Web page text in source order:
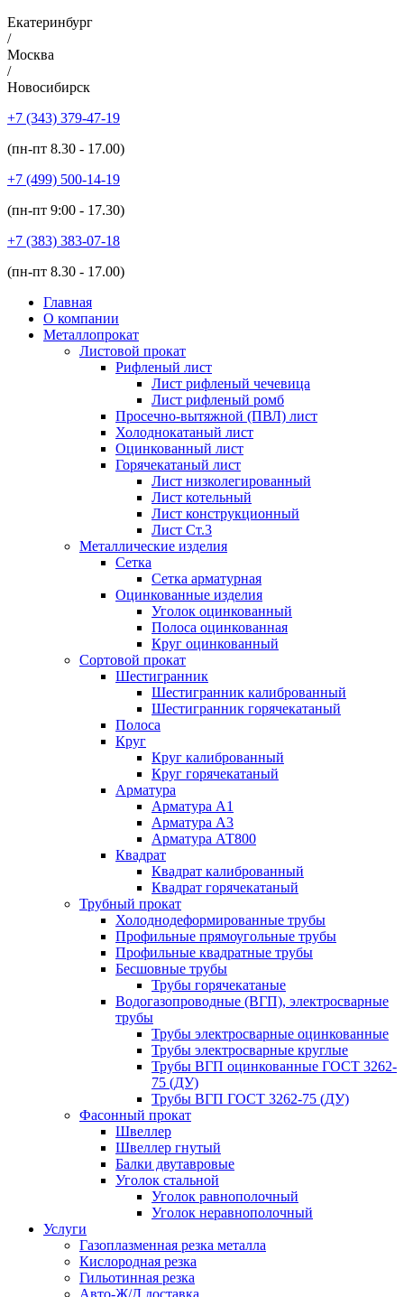
Екатеринбург
/
Москва
/
Новосибирск
+7 (343) 379-47-19
(пн-пт 8.30 - 17.00)
+7 (499) 500-14-19
(пн-пт 9:00 - 17.30)
+7 (383) 383-07-18
(пн-пт 8.30 - 17.00)
Главная
О компании
Металлопрокат
Листовой прокат
Рифленый лист
Лист рифленый чечевица
Лист рифленый ромб
Просечно-вытяжной (ПВЛ) лист
Холоднокатаный лист
Оцинкованный лист
Горячекатаный лист
Лист низколегированный
Лист котельный
Лист конструкционный
Лист Ст.3
Металлические изделия
Сетка
Сетка арматурная
Оцинкованные изделия
Уголок оцинкованный
Полоса оцинкованная
Круг оцинкованный
Сортовой прокат
Шестигранник
Шестигранник калиброванный
Шестигранник горячекатаный
Полоса
Круг
Круг калиброванный
Круг горячекатаный
Арматура
Арматура А1
Арматура А3
Арматура АТ800
Квадрат
Квадрат калиброванный
Квадрат горячекатаный
Трубный прокат
Холоднодеформированные трубы
Профильные прямоугольные трубы
Профильные квадратные трубы
Бесшовные трубы
Трубы горячекатаные
Водогазопроводные (ВГП), электросварные
трубы
Трубы электросварные оцинкованные
Трубы электросварные круглые
Трубы ВГП оцинкованные ГОСТ 3262-
75 (ДУ)
Трубы ВГП ГОСТ 3262-75 (ДУ)
Фасонный прокат
Швеллер
Швеллер гнутый
Балки двутавровые
Уголок стальной
Уголок равнополочный
Уголок неравнополочный
Услуги
Газоплазменная резка металла
Кислородная резка
Гильотинная резка
Авто-Ж/Д доставка